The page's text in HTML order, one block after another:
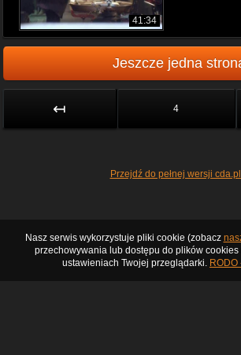
41:34
Jeszcze jedna
↤ 4
Przejdź do pełnej wersji cda.pl
Nasz serwis wykorzystuje pliki cookie (zobacz
przechowywania lub dostępu do plików cookies
ustawieniach Twojej przeglądarki. RODO